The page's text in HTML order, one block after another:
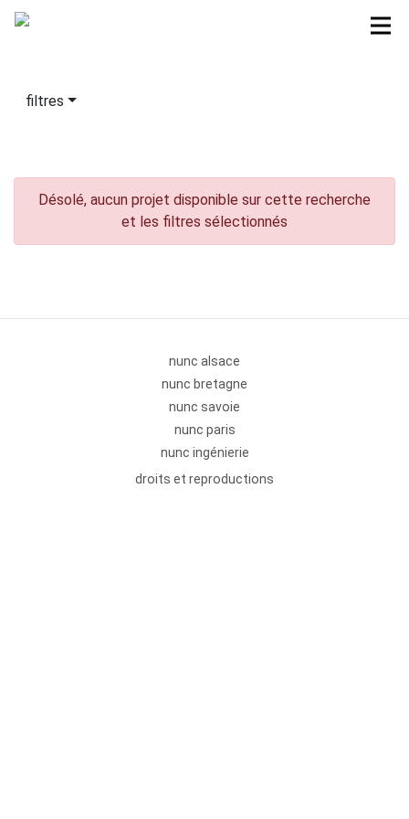
filtres
Désolé, aucun projet disponible sur cette recherche
et les filtres sélectionnés
nunc alsace
nunc bretagne
nunc savoie
nunc paris
nunc ingénierie
droits et reproductions